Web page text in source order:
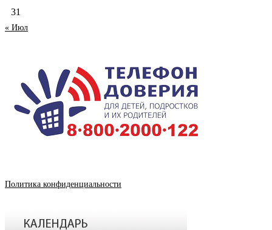
31
« Июл
Политика конфиденциальности